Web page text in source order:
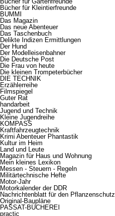
Bücher für Kleintierfreunde
BUMMI
Das Magazin
Das neue Abenteuer
Das Taschenbuch
Delikte Indizen Ermittlungen
Der Hund
Der Modelleisenbahner
Die Deutsche Post
Die Frau von heute
Die kleinen Trompeterbücher
DIE TECHNIK
Erzählerreihe
Filmspiegel
Guter Rat
handarbeit
Jugend und Technik
Kleine Jugendreihe
KOMPASS
Kraftfahrzeugtechnik
Krimi Abenteuer Phantastik
Kultur im Heim
Land und Leute
Magazin für Haus und Wohnung
Mein kleines Lexikon
Messen - Steuern - Regeln
Militärtechnische Hefte
Motor-Jahr
Motorkalender der DDR
Nachrichtenblatt für den Pflanzenschutz
Original-Baupläne
PASSAT-BÜCHEREI
practic